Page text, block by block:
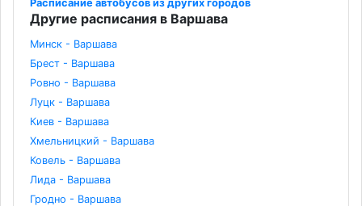
Расписание автобусов из других городов
Другие расписания в Варшава
Минск - Варшава
Брест - Варшава
Ровно - Варшава
Луцк - Варшава
Киев - Варшава
Хмельницкий - Варшава
Ковель - Варшава
Лида - Варшава
Гродно - Варшава